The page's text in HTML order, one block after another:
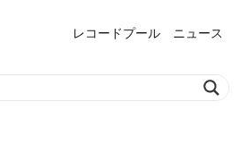
レコードプール ニュース